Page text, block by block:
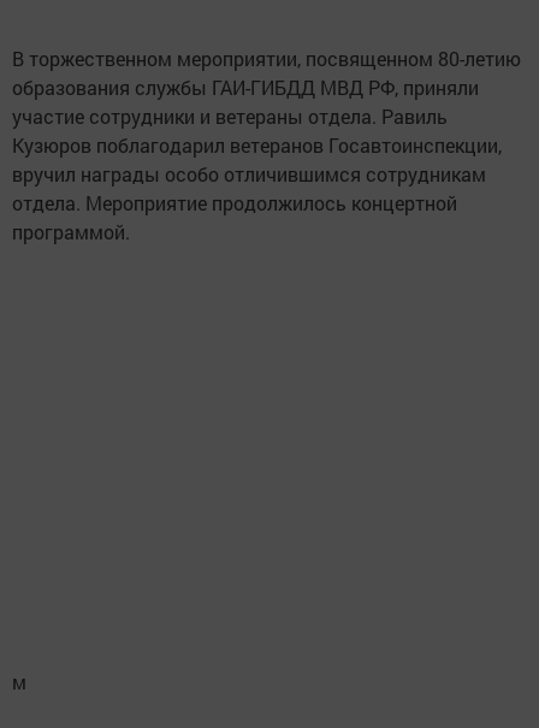
В торжественном мероприятии, посвященном 80-летию
образования службы ГАИ-ГИБДД МВД РФ, приняли
участие сотрудники и ветераны отдела. Равиль
Кузюров поблагодарил ветеранов Госавтоинспекции,
вручил награды особо отличившимся сотрудникам
отдела. Мероприятие продолжилось концертной
программой.
м